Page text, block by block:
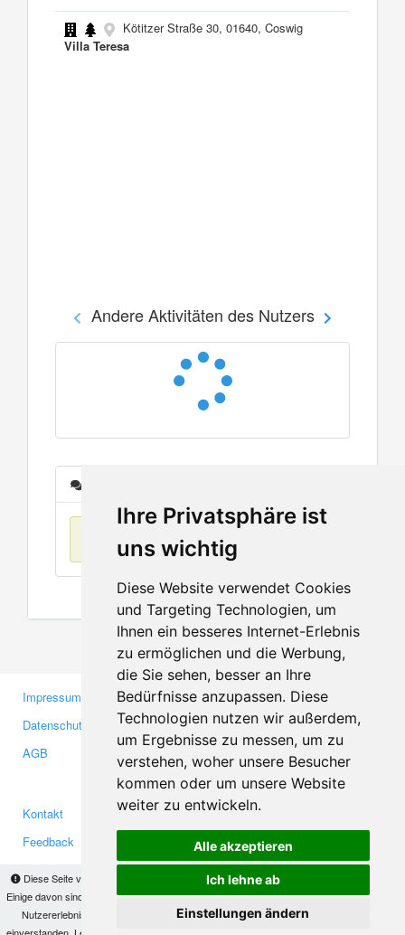
Ihre Privatsphäre ist
uns wichtig
Diese Website verwendet Cookies
und Targeting Technologien, um
Ihnen ein besseres Internet-Erlebnis
zu ermöglichen und die Werbung,
die Sie sehen, besser an Ihre
Bedürfnisse anzupassen. Diese
Technologien nutzen wir außerdem,
um Ergebnisse zu messen, um zu
verstehen, woher unsere Besucher
kommen oder um unsere Website
weiter zu entwickeln.
Alle akzeptieren
Ich lehne ab
Einstellungen ändern
Diese Seite verwendet Cookies, um Informationen auf Ihrem Computer zu speichern.
Einige davon sind notwendig, damit unsere Seite funktioniert, andere helfen uns dabei, das
Nutzererlebnis zu verbessern. Mit der Nutzung dieser Seite erklären Sie sich damit
Kötitzer Straße 30, 01640, Coswig
Villa Teresa
Andere Aktivitäten des Nutzers
Keine Einträge
Impressum
Datenschutzerklärung
AGB
Gewerbetreibende
Investoren
Medien
Kontakt
Feedback
Facebook
Twitter
YouTube
Google+